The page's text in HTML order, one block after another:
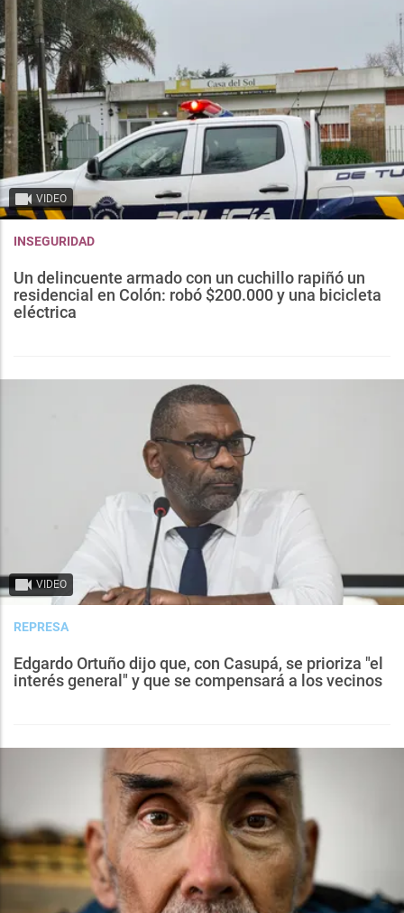
VIDEO
INSEGURIDAD
Un delincuente armado con un cuchillo rapiñó un
residencial en Colón: robó $200.000 y una bicicleta
eléctrica
VIDEO
REPRESA
Edgardo Ortuño dijo que, con Casupá, se prioriza "el
interés general" y que se compensará a los vecinos